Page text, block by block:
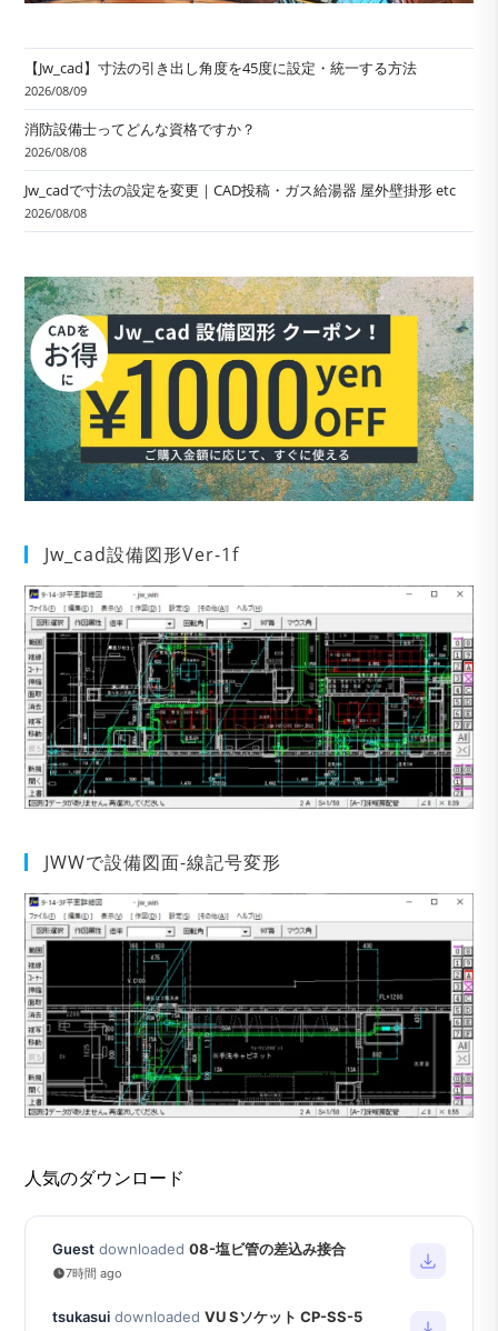
【Jw_cad】寸法の引き出し角度を45度に設定・統一する方法
2026/08/09
消防設備士ってどんな資格ですか？
2026/08/08
Jw_cadで寸法の設定を変更｜CAD投稿・ガス給湯器 屋外壁掛形 etc
2026/08/08
Jw_cad設備図形Ver-1f
JWWで設備図面-線記号変形
人気のダウンロード
Guest downloaded 08-塩ビ管の差込み接合
7時間 ago
tsukasui downloaded VU Sソケット CP-SS-5